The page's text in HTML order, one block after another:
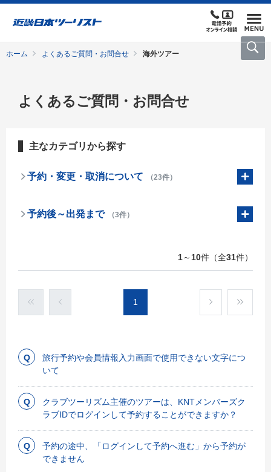
ホーム よくあるご質問・お問合せ 海外ツアー
よくあるご質問・お問合せ
主なカテゴリから探す
予約・変更・取消について （23件）
予約後～出発まで （3件）
1～ 10件（全31件）
1
旅行予約や会員情報入力画面で使用できない文字につ
いて
クラブツーリズム主催のツアーは、KNTメンバーズク
ラブIDでログインして予約することができますか？
予約の途中、「ログインして予約へ進む」から予約が
できません